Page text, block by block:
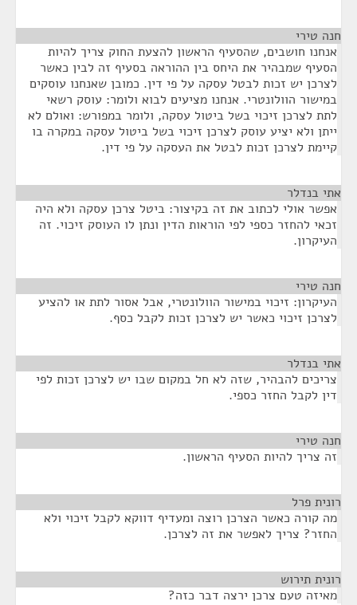
חנה טירי
אנחנו חושבים, שהסעיף הראשון להצעת החוק צריך להיות
הסעיף שמבהיר את היחס בין ההוראה בסעיף זה לבין כאשר
לצרכן יש זכות לבטל עסקה על פי דין. כמובן שאנחנו עוסקים
במישור הוולונטרי. אנחנו מציעים לבוא ולומר: עוסק רשאי
לתת לצרכן זיכוי בשל ביטול עסקה, ולומר במפורש: ואולם לא
ייתן ולא יציע עוסק לצרכן זיכוי בשל ביטול עסקה במקרה בו
קיימת לצרכן זכות לבטל את העסקה על פי דין.
אתי בנדלר
אפשר אולי לכתוב את זה בקיצור: ביטל צרכן עסקה ולא היה
זכאי להחזר כספי לפי הוראות הדין ונתן לו העוסק זיכוי. זה
העיקרון.
חנה טירי
העיקרון: זיכוי במישור הוולונטרי, אבל אסור לתת או להציע
לצרכן זיכוי כאשר יש לצרכן זכות לקבל כסף.
אתי בנדלר
צריכים להבהיר, שזה לא חל במקום שבו יש לצרכן זכות לפי
דין לקבל החזר כספי.
חנה טירי
זה צריך להיות הסעיף הראשון.
רונית פרל
מה קורה כאשר הצרכן רוצה ומעדיף דווקא לקבל זיכוי ולא
החזר? צריך לאפשר את זה לצרכן.
רונית תירוש
מאיזה טעם צרכן ירצה דבר כזה?